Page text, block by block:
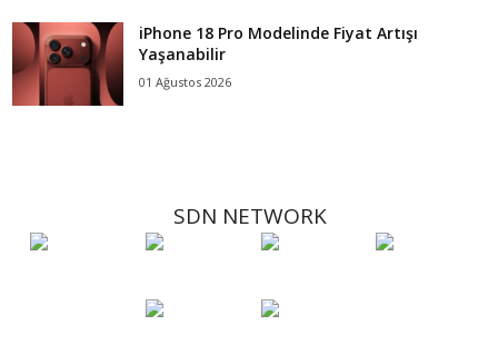
iPhone 18 Pro Modelinde Fiyat Artışı
Yaşanabilir
01 Ağustos 2026
SDN NETWORK